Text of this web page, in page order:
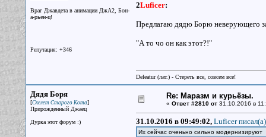
Враг Джавдета в анимации ДжА2, Бон-
а-рьен-ц!
Репутация: +346
2Luficer:
Предлагаю дядю Борю неверующего
"А то чо он как этот?!"
Deleatur (лат.) - Стереть все, совсем все!
Дядя Боря
[Скелет Старого Кота]
Прирожденный Джаец
Дурка этот форум :)
Re: Маразм и курьёзы.
« Ответ #2810 от31.10.2016 в
31.10.2016 в 09:49:02, Luficer писал(a)
Их сейчас оченьно сильно модернизируют